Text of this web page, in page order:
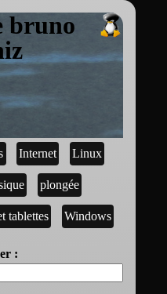
bruno
Internet Linux
plongée
tablettes Windows
: